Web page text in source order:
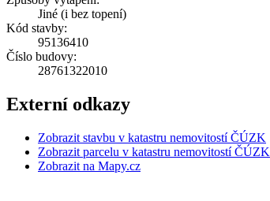
Jiné (i bez topení)
Kód stavby:
95136410
Číslo budovy:
28761322010
Externí odkazy
Zobrazit stavbu v katastru nemovitostí ČÚZK
Zobrazit parcelu v katastru nemovitostí ČÚZK
Zobrazit na Mapy.cz